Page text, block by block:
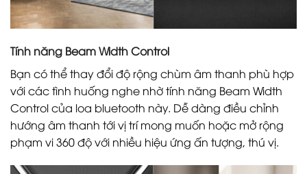
Tính năng Beam Width Control
Bạn có thể thay đổi độ rộng chùm âm thanh phù hợp
với các tình huống nghe nhờ tính năng Beam Width
Control của loa bluetooth này. Dễ dàng điều chỉnh
hướng âm thanh tới vị trí mong muốn hoặc mở rộng
phạm vi 360 độ với nhiều hiệu ứng ấn tượng, thú vị.